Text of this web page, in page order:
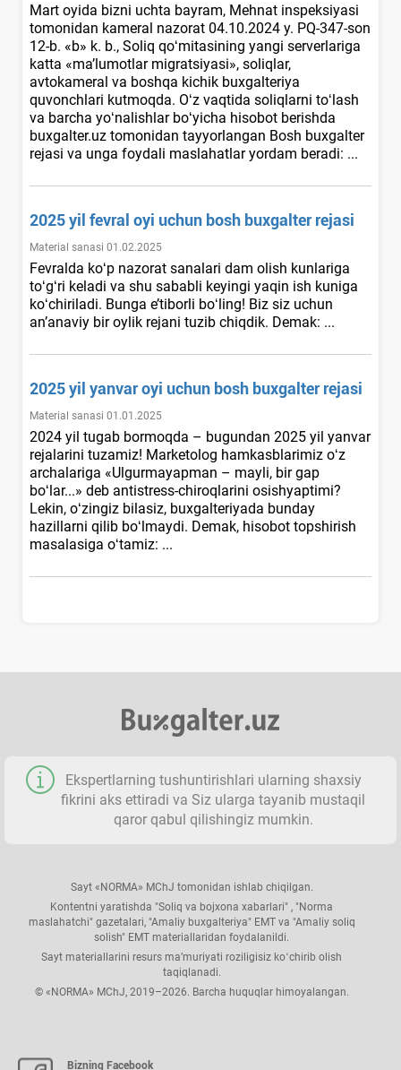
Mart oyida bizni uchta bayram, Mehnat inspeksiyasi
tomonidan kameral nazorat 04.10.2024 y. PQ-347-son
12-b. «b» k. b., Soliq qoʻmitasining yangi serverlariga
katta «ma’lumotlar migratsiyasi», soliqlar,
avtokameral va boshqa kichik buхgalteriya
quvonchlari kutmoqda. Oʻz vaqtida soliqlarni toʻlash
va barcha yoʻnalishlar boʻyicha hisobot berishda
buxgalter.uz tomonidan tayyorlangan Bosh buхgalter
rejasi va unga foydali maslahatlar yordam beradi: ...
2025 yil fevral oyi uchun bosh buхgalter rejasi
Material sanasi 01.02.2025
Fevralda koʻp nazorat sanalari dam olish kunlariga
toʻgʻri keladi va shu sababli keyingi yaqin ish kuniga
koʻchiriladi. Bunga e’tiborli boʻling! Biz siz uchun
an’anaviy bir oylik rejani tuzib chiqdik. Demak: ...
2025 yil yanvar oyi uchun bosh buхgalter rejasi
Material sanasi 01.01.2025
2024 yil tugab bormoqda – bugundan 2025 yil yanvar
rejalarini tuzamiz! Marketolog hamkasblarimiz oʻz
archalariga «Ulgurmayapman – mayli, bir gap
boʻlar...» deb antistress-chiroqlarini osishyaptimi?
Lekin, oʻzingiz bilasiz, buхgalteriyada bunday
hazillarni qilib boʻlmaydi. Demak, hisobot topshirish
masalasiga oʻtamiz: ...
Ekspertlarning tushuntirishlari ularning shaхsiy
fikrini aks ettiradi va Siz ularga tayanib mustaqil
qaror qabul qilishingiz mumkin.
Sayt «NORMA» MChJ tomonidan ishlab chiqilgan.
Kontentni yaratishda "Soliq va bojхona хabarlari" , "Norma
maslahatchi" gazetalari, "Amaliy buхgalteriya" EMT va "Amaliy soliq
solish" EMT materiallaridan foydalanildi.
Sayt materiallarini resurs ma’muriyati roziligisiz koʻchirib olish
taqiqlanadi.
© «NORMA» MChJ, 2019–2026. Barcha huquqlar himoyalangan.
Bizning Facebook